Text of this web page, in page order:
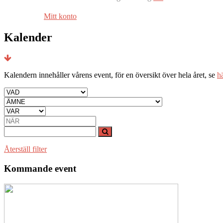
Mitt konto
Kalender
Kalendern innehåller vårens event, för en översikt över hela året, se
Återställ filter
Kommande event